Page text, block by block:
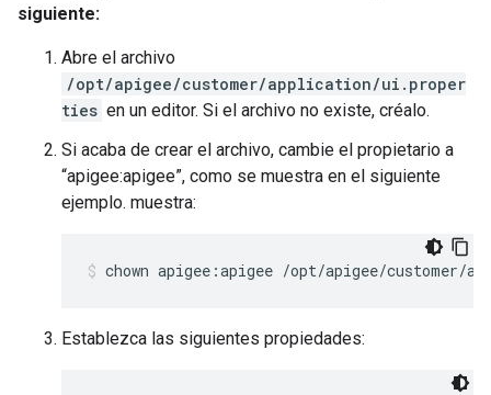
siguiente:
Abre el archivo
/opt/apigee/customer/application/ui.proper
ties en un editor. Si el archivo no existe, créalo.
Si acaba de crear el archivo, cambie el propietario a
“apigee:apigee”, como se muestra en el siguiente
ejemplo. muestra:
chown apigee:apigee /opt/apigee/customer/
Establezca las siguientes propiedades: